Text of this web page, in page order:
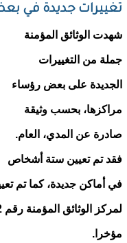
تغييرات جديدة في
شهدت الوثائق المؤمنة
جملة من التغييرات
الجديدة على بعض رؤساء
مراكزها، بحسب وثيقة
صادرة عن المدي، العام.
فقد تم تعيين ستة أشخاص
في أماكن جديدة، كما تم
مؤخرا.